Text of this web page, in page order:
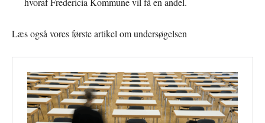
Læs også vores første artikel om undersøgelsen